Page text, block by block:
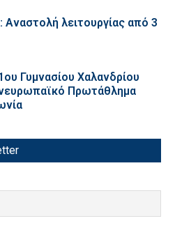
Αναστολή λειτουργίας από 3
Γυμνασίου Χαλανδρίου
Πρωτάθλημα